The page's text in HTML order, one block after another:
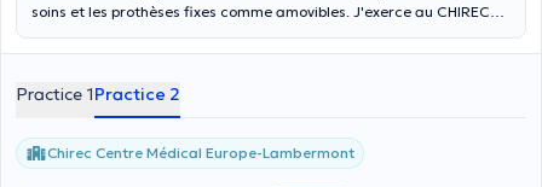
soins et les prothèses fixes comme amovibles. J'exerce au CHIREC
Practice 1Practice 2
Chirec Centre Médical Europe-Lambermont